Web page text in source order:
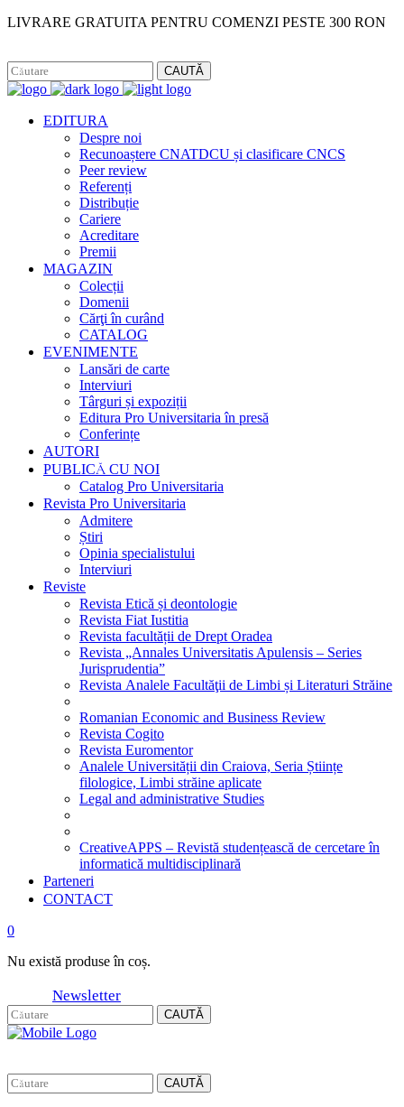
LIVRARE GRATUITA PENTRU COMENZI PESTE 300 RON
CAUTĂ
EDITURA
Despre noi
Recunoaștere CNATDCU și clasificare CNCS
Peer review
Referenți
Distribuție
Cariere
Acreditare
Premii
MAGAZIN
Colecții
Domenii
Cărţi în curând
CATALOG
EVENIMENTE
Lansări de carte
Interviuri
Târguri și expoziții
Editura Pro Universitaria în presă
Conferințe
AUTORI
PUBLICĂ CU NOI
Catalog Pro Universitaria
Revista Pro Universitaria
Admitere
Știri
Opinia specialistului
Interviuri
Reviste
Revista Etică și deontologie
Revista Fiat Iustitia
Revista facultății de Drept Oradea
Revista „Annales Universitatis Apulensis – Series
Jurisprudentia”
Revista Analele Facultăţii de Limbi și Literaturi Străine
Romanian Economic and Business Review
Revista Cogito
Revista Euromentor
Analele Universității din Craiova, Seria Științe
filologice, Limbi străine aplicate
Legal and administrative Studies
CreativeAPPS – Revistă studențească de cercetare în
informatică multidisciplinară
Parteneri
CONTACT
0
Nu există produse în coș.
Newsletter
CAUTĂ
CAUTĂ